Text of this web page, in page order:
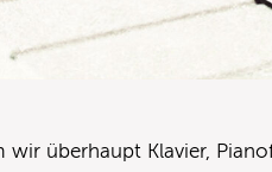
überhaupt Klavier,